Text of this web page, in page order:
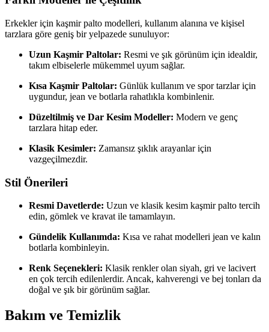
Erkekler için kaşmir palto modelleri, kullanım alanına ve kişisel
tarzlara göre geniş bir yelpazede sunuluyor:
Uzun Kaşmir Paltolar: Resmi ve şık görünüm için idealdir,
takım elbiselerle mükemmel uyum sağlar.
Kısa Kaşmir Paltolar: Günlük kullanım ve spor tarzlar için
uygundur, jean ve botlarla rahatlıkla kombinlenir.
Düzeltilmiş ve Dar Kesim Modeller: Modern ve genç
tarzlara hitap eder.
Klasik Kesimler: Zamansız şıklık arayanlar için
vazgeçilmezdir.
Stil Önerileri
Resmi Davetlerde: Uzun ve klasik kesim kaşmir palto tercih
edin, gömlek ve kravat ile tamamlayın.
Gündelik Kullanımda: Kısa ve rahat modelleri jean ve kalın
botlarla kombinleyin.
Renk Seçenekleri: Klasik renkler olan siyah, gri ve lacivert
en çok tercih edilenlerdir. Ancak, kahverengi ve bej tonları da
doğal ve şık bir görünüm sağlar.
Bakım ve Temizlik